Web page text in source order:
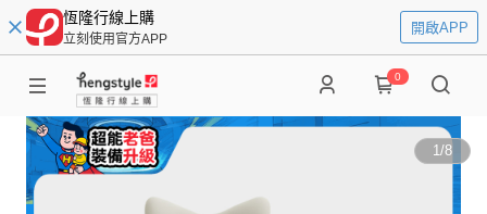
恆隆行線上購
立刻使用官方APP
開啟APP
0
1/8